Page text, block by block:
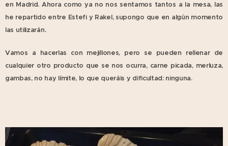
en Madrid. Ahora como ya no nos sentamos tantos a la mesa, las
he repartido entre Estefi y Rakel, supongo que en algún momento
las utilizarán.
Vamos a hacerlas con mejillones, pero se pueden rellenar de
cualquier otro producto que se nos ocurra, carne picada, merluza,
gambas, no hay límite, lo que queráis y dificultad: ninguna.